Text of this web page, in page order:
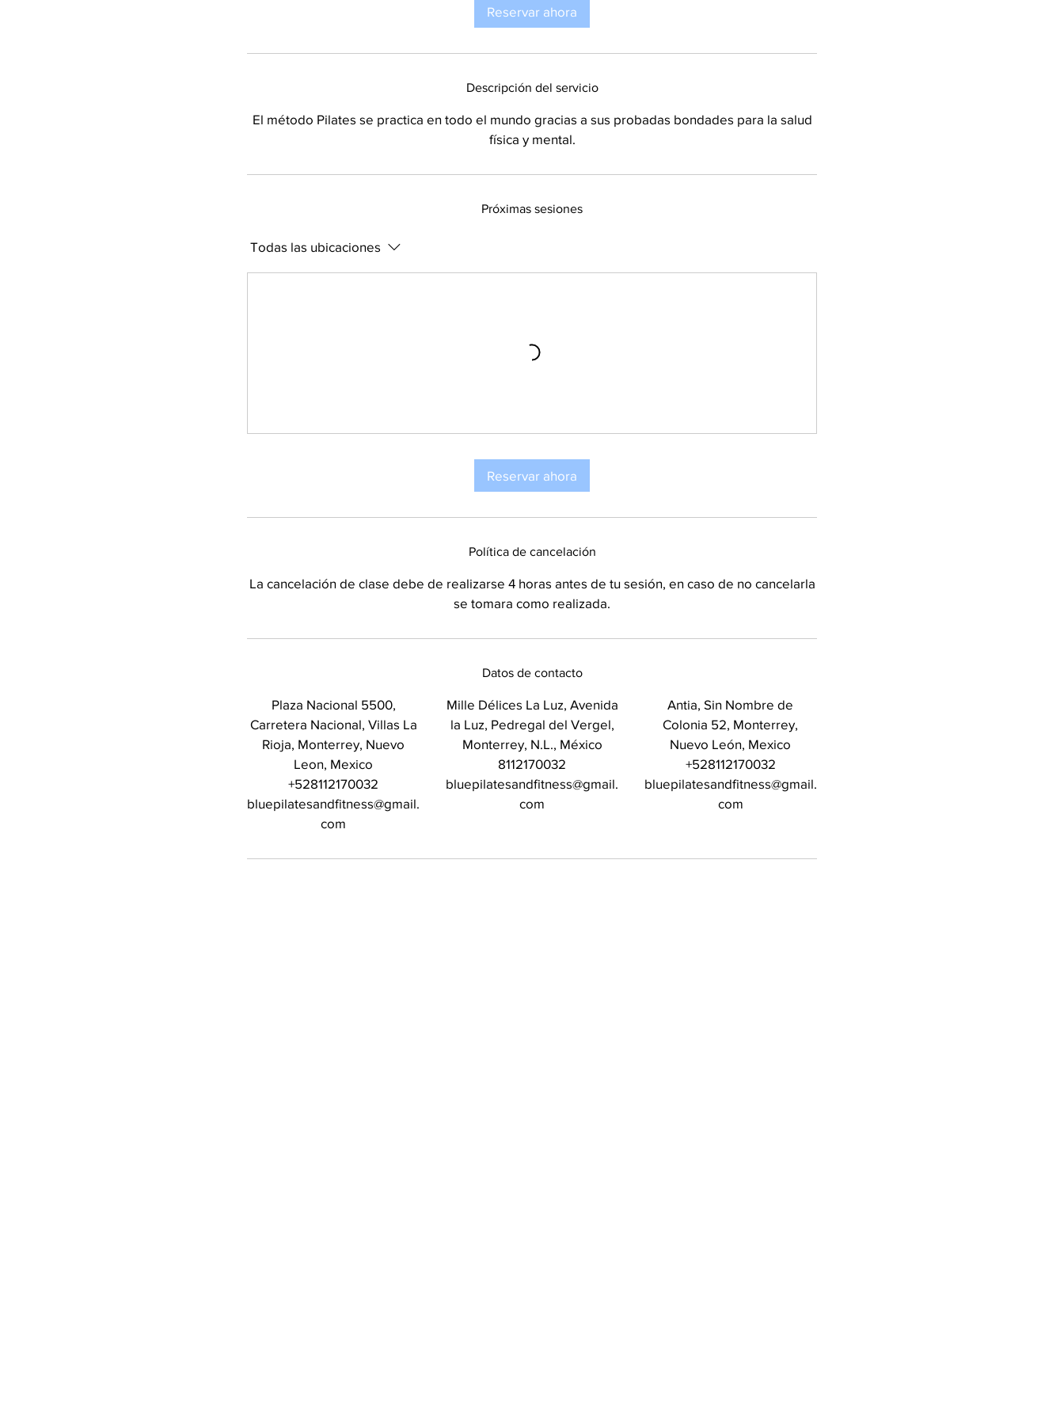
Reservar ahora
Descripción del servicio
El método Pilates se practica en todo el mundo gracias a sus probadas bondades para la salud
física y mental.
Próximas sesiones
Todas las ubicaciones
Reservar ahora
Política de cancelación
La cancelación de clase debe de realizarse 4 horas antes de tu sesión, en caso de no cancelarla
Datos de contacto
Plaza Nacional 5500,
Carretera Nacional, Villas La
Rioja, Monterrey, Nuevo
Leon, Mexico
+528112170032
bluepilatesandfitness@gmail.
com
Mille Délices La Luz, Avenida
la Luz, Pedregal del Vergel,
Monterrey, N.L., México
8112170032
bluepilatesandfitness@gmail.
com
Antia, Sin Nombre de
Colonia 52, Monterrey,
Nuevo León, Mexico
+528112170032
bluepilatesandfitness@gmail.
com